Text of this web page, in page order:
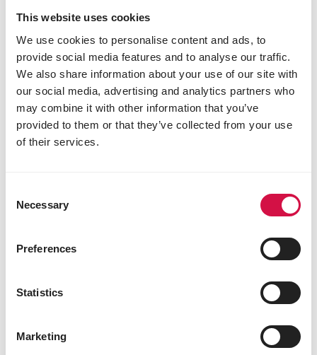
This website uses cookies
We use cookies to personalise content and ads, to
provide social media features and to analyse our traffic.
We also share information about your use of our site with
our social media, advertising and analytics partners who
may combine it with other information that you’ve
provided to them or that they’ve collected from your use
of their services.
Selection
Necessary
Preferences
Statistics
Marketing
HOENDERS
Kuikentjes kopen, maar wat heb je dan
nodig?